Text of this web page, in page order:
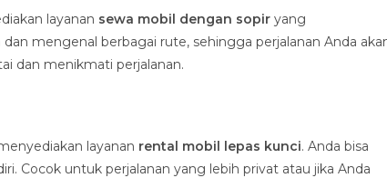
layanan sewa mobil dengan sopir yang
mengenal berbagai rute, sehingga perjalanan Anda
dan menikmati perjalanan.
layanan rental mobil lepas kunci. Anda bisa
Cocok untuk perjalanan yang lebih privat atau jika Anda